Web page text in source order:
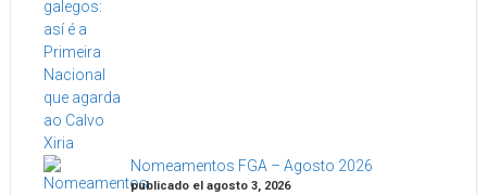
Nomeamentos FGA – Agosto 2026
publicado el agosto 3, 2026